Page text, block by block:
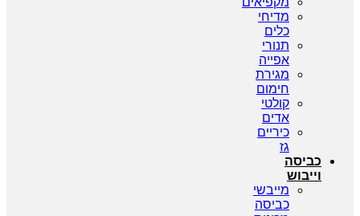
מדיחי
כלים
תנורי
אפייה
מגירת
חימום
קולטי
אדים
כיריים
גז
כביסה
וייבוש
מייבשי
כביסה